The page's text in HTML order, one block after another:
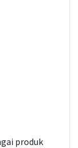
produk